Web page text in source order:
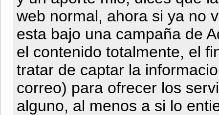
web normal, ahora si ya no
esta bajo una campaña de
el contenido totalmente, el
tratar de captar la
correo) para ofrecer los
alguno, al menos a si lo